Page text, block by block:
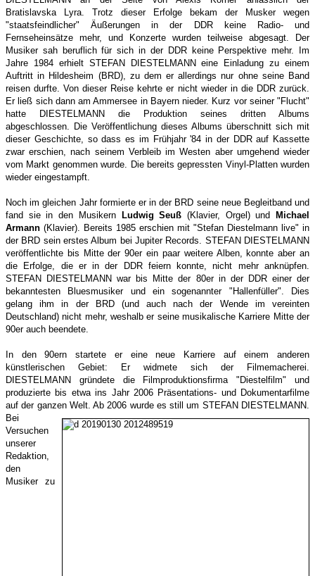
Bratislavska Lyra. Trotz dieser Erfolge bekam der Musker wegen
"staatsfeindlicher" Äußerungen in der DDR keine Radio- und
Fernseheinsätze mehr, und Konzerte wurden teilweise abgesagt. Der
Musiker sah beruflich für sich in der DDR keine Perspektive mehr. Im
Jahre 1984 erhielt STEFAN DIESTELMANN eine Einladung zu einem
Auftritt in Hildesheim (BRD), zu dem er allerdings nur ohne seine Band
reisen durfte. Von dieser Reise kehrte er nicht wieder in die DDR zurück.
Er ließ sich dann am Ammersee in Bayern nieder. Kurz vor seiner "Flucht"
hatte DIESTELMANN die Produktion seines dritten Albums
abgeschlossen. Die Veröffentlichung dieses Albums überschnitt sich mit
dieser Geschichte, so dass es im Frühjahr '84 in der DDR auf Kassette
zwar erschien, nach seinem Verbleib im Westen aber umgehend wieder
vom Markt genommen wurde. Die bereits gepressten Vinyl-Platten wurden
wieder eingestampft.
Noch im gleichen Jahr formierte er in der BRD seine neue Begleitband und
fand sie in den Musikern
Ludwig Seuß (Klavier, Orgel) und
Michael
Armann (Klavier). Bereits 1985 erschien mit "Stefan Diestelmann live" in
der BRD sein erstes Album bei Jupiter Records. STEFAN DIESTELMANN
veröffentlichte bis Mitte der 90er ein paar weitere Alben, konnte aber an
die Erfolge, die er in der DDR feiern konnte, nicht mehr anknüpfen.
STEFAN DIESTELMANN war bis Mitte der 80er in der DDR einer der
bekanntesten Bluesmusiker und ein sogenannter "Hallenfüller". Dies
gelang ihm in der BRD (und auch nach der Wende im vereinten
Deutschland) nicht mehr, weshalb er seine musikalische Karriere Mitte der
90er auch beendete.
In den 90ern startete er eine neue Karriere auf einem anderen
künstlerischen Gebiet: Er widmete sich der Filmemacherei.
DIESTELMANN gründete die Filmproduktionsfirma "Diestelfilm" und
produzierte bis etwa ins Jahr 2006 Präsentations- und Dokumentarfilme
auf der ganzen Welt. Ab 2006 wurde es still um STEFAN DIESTELMANN.
Bei
Versuchen
unserer
Redaktion,
den
Musiker zu